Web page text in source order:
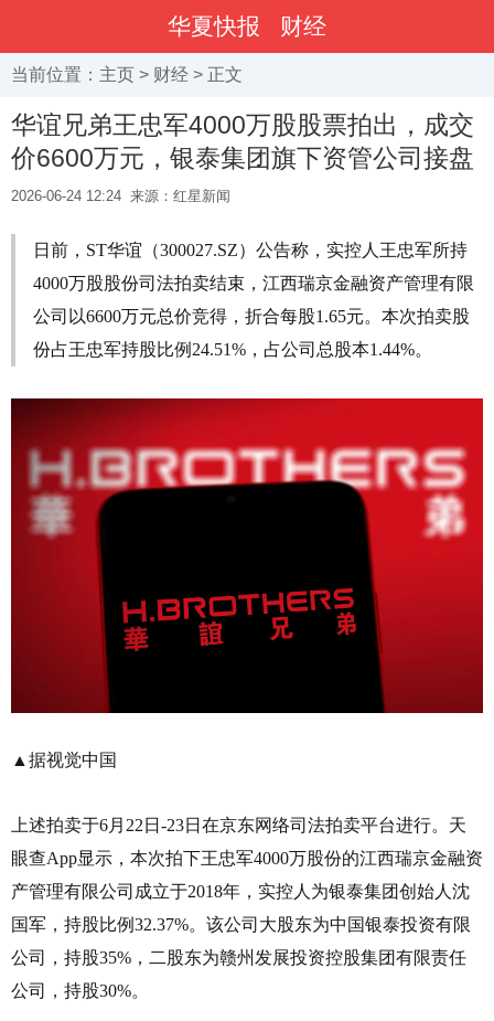
华夏快报 财经
当前位置： 主页 > 财经 > 正文
华谊兄弟王忠军4000万股股票拍出，成交
价6600万元，银泰集团旗下资管公司接盘
2026-06-24 12:24 来源：红星新闻
日前，ST华谊（300027.SZ）公告称，实控人王忠军所持
4000万股股份司法拍卖结束，江西瑞京金融资产管理有限
公司以6600万元总价竞得，折合每股1.65元。本次拍卖股
份占王忠军持股比例24.51%，占公司总股本1.44%。
▲据视觉中国
上述拍卖于6月22日-23日在京东网络司法拍卖平台进行。天
眼查App显示，本次拍下王忠军4000万股份的江西瑞京金融资
产管理有限公司成立于2018年，实控人为银泰集团创始人沈
国军，持股比例32.37%。该公司大股东为中国银泰投资有限
公司，持股35%，二股东为赣州发展投资控股集团有限责任
公司，持股30%。